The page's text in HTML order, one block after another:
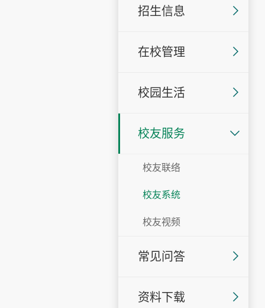
招生信息
在校管理
校园生活
校友服务
校友联络
校友系统
校友视频
常见问答
资料下载